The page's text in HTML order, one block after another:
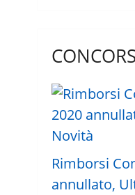
Rimborsi
annullato,